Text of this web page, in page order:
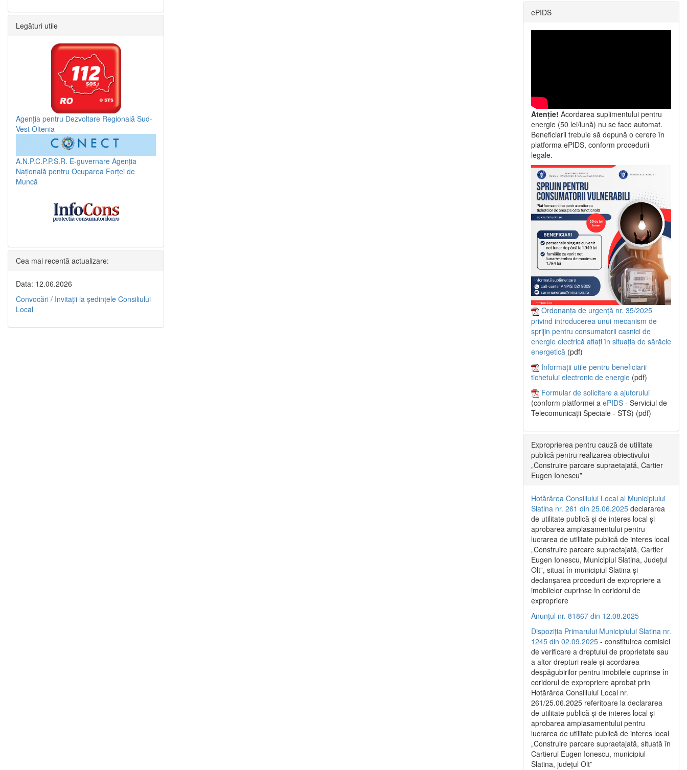
Legături utile
Agenția pentru Dezvoltare Regională Sud-
Vest Oltenia
A.N.P.C.P.P.S.R. E-guvernare Agenția
Națională pentru Ocuparea Forței de
Muncă
Cea mai recentă actualizare:
Data: 12.06.2026
Convocări / Invitaţii la şedinţele Consiliului
Local
ePIDS
Atenție! Acordarea suplimentului pentru
energie (50 lei/lună) nu se face automat.
Beneficiarii trebuie să depună o cerere în
platforma ePIDS, conform procedurii
legale.
Ordonanța de urgență nr. 35/2025
privind introducerea unui mecanism de
sprijin pentru consumatorii casnici de
energie electrică aflați în situația de sărăcie
energetică (pdf)
Informații utile pentru beneficiarii
tichetului electronic de energie (pdf)
Formular de solicitare a ajutorului
(conform platformei a ePIDS - Serviciul de
Telecomunicații Speciale - STS) (pdf)
Exproprierea pentru cauză de utilitate
publică pentru realizarea obiectivului
„Construire parcare supraetajată, Cartier
Eugen Ionescu”
Hotărârea Consiliului Local al Municipiului
Slatina nr. 261 din 25.06.2025 declararea
de utilitate publică și de interes local și
aprobarea amplasamentului pentru
lucrarea de utilitate publică de interes local
„Construire parcare supraetajată, Cartier
Eugen Ionescu, Municipiul Slatina, Județul
Olt”, situat în municipiul Slatina și
declanșarea procedurii de expropriere a
imobilelor cuprinse în coridorul de
expropriere
Anunțul nr. 81867 din 12.08.2025
Dispoziția Primarului Municipiului Slatina nr.
1245 din 02.09.2025 - constituirea comisiei
de verificare a dreptului de proprietate sau
a altor drepturi reale și acordarea
despăgubirilor pentru imobilele cuprinse în
coridorul de expropriere aprobat prin
Hotărârea Consiliului Local nr.
261/25.06.2025 referitoare la declararea
de utilitate publică și de interes local și
aprobarea amplasamentului pentru
lucrarea de utilitate publică de interes local
„Construire parcare supraetajată, situată în
Cartierul Eugen Ionescu, municipiul
Slatina, județul Olt”